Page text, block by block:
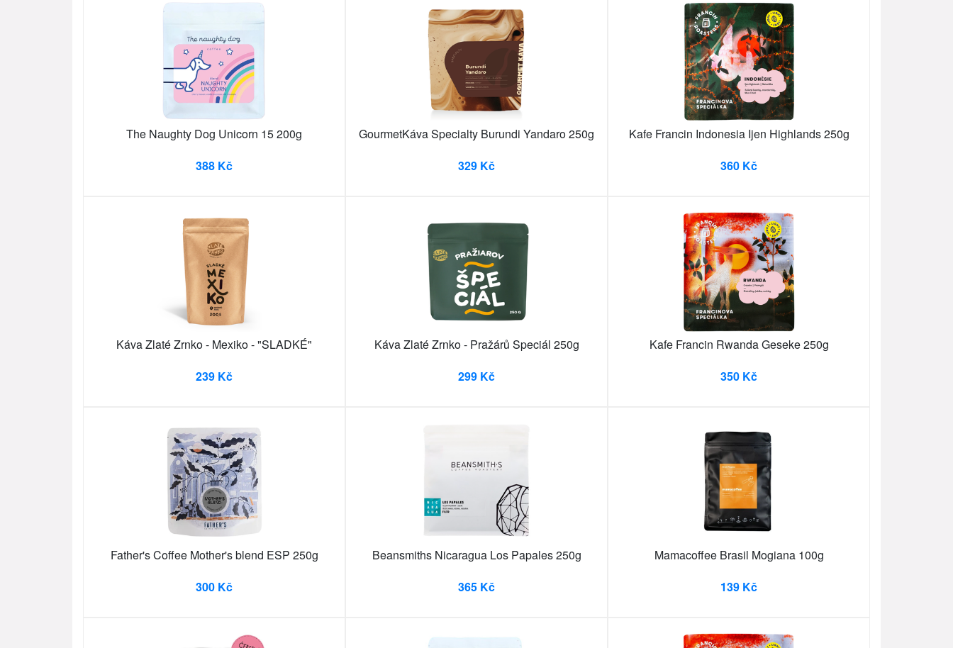
The Naughty Dog Unicorn 15 200g
388 Kč
GourmetKáva Specialty Burundi Yandaro 250g
329 Kč
Kafe Francin Indonesia Ijen Highlands 250g
360 Kč
Káva Zlaté Zrnko - Mexiko - "SLADKÉ"
239 Kč
Káva Zlaté Zrnko - Pražárů Speciál 250g
299 Kč
Kafe Francin Rwanda Geseke 250g
350 Kč
Father's Coffee Mother's blend ESP 250g
300 Kč
Beansmiths Nicaragua Los Papales 250g
365 Kč
Mamacoffee Brasil Mogiana 100g
139 Kč